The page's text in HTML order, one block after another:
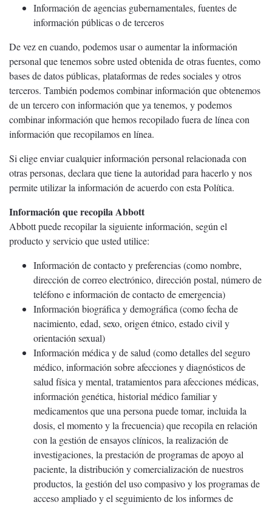
Información de agencias gubernamentales, fuentes de
información públicas o de terceros
De vez en cuando, podemos usar o aumentar la información
personal que tenemos sobre usted obtenida de otras fuentes, como
bases de datos públicas, plataformas de redes sociales y otros
terceros. También podemos combinar información que obtenemos
de un tercero con información que ya tenemos, y podemos
combinar información que hemos recopilado fuera de línea con
información que recopilamos en línea.
Si elige enviar cualquier información personal relacionada con
otras personas, declara que tiene la autoridad para hacerlo y nos
permite utilizar la información de acuerdo con esta Política.
Información que recopila Abbott
Abbott puede recopilar la siguiente información, según el
producto y servicio que usted utilice:
Información de contacto y preferencias (como nombre,
dirección de correo electrónico, dirección postal, número de
teléfono e información de contacto de emergencia)
Información biográfica y demográfica (como fecha de
nacimiento, edad, sexo, origen étnico, estado civil y
orientación sexual)
Información médica y de salud (como detalles del seguro
médico, información sobre afecciones y diagnósticos de
salud física y mental, tratamientos para afecciones médicas,
información genética, historial médico familiar y
medicamentos que una persona puede tomar, incluida la
dosis, el momento y la frecuencia) que recopila en relación
con la gestión de ensayos clínicos, la realización de
investigaciones, la prestación de programas de apoyo al
paciente, la distribución y comercialización de nuestros
productos, la gestión del uso compasivo y los programas de
acceso ampliado y el seguimiento de los informes de